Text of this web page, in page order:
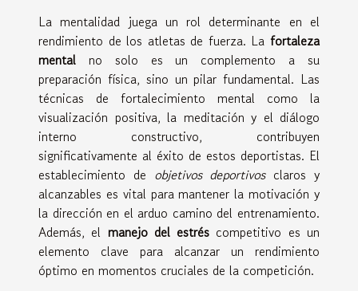
La mentalidad juega un rol determinante en el
rendimiento de los atletas de fuerza. La fortaleza
mental no solo es un complemento a su
preparación física, sino un pilar fundamental. Las
técnicas de fortalecimiento mental como la
visualización positiva, la meditación y el diálogo
interno constructivo, contribuyen
significativamente al éxito de estos deportistas. El
establecimiento de objetivos deportivosclaros y
alcanzables es vital para mantener la motivación y
la dirección en el arduo camino del entrenamiento.
Además, el manejo del estrés competitivo es un
elemento clave para alcanzar un rendimiento
óptimo en momentos cruciales de la competición.